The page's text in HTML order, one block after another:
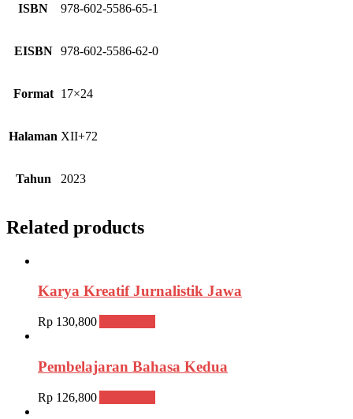
ISBN 978-602-5586-65-1
EISBN 978-602-5586-62-0
Format 17×24
Halaman XII+72
Tahun 2023
Related products
Karya Kreatif Jurnalistik Jawa
Rp 130,800
Pembelajaran Bahasa Kedua
Rp 126,800